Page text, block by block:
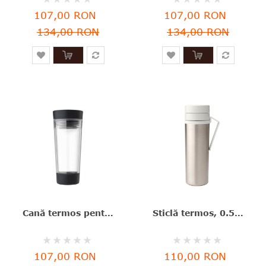
0%
107,00 RON
134,00 RON
0%
107,00 RON
134,00 RON
Cană termos pentru ceai, plastic, 360 ml, Make&Take, Brabantia - 8710755228766
Rating:
0%
107,00 RON
Sticlă termos, 0.5 l, inox, Make&Take, Brabantia - 8710755228667
Rating:
0%
110,00 RON